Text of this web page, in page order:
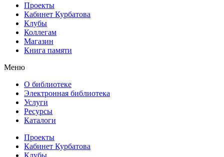
Проекты
Кабинет Курбатова
Клубы
Коллегам
Магазин
Книга памяти
Меню
О библиотеке
Электронная библиотека
Услуги
Ресурсы
Каталоги
Проекты
Кабинет Курбатова
Клубы